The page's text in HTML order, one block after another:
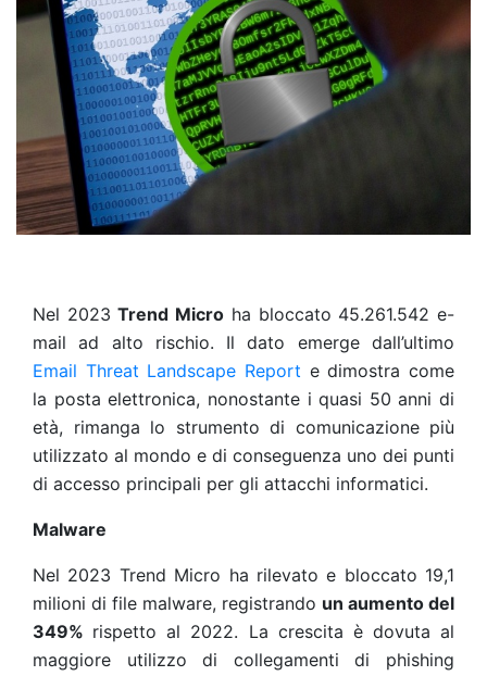
Nel 2023Trend Micro ha bloccato 45.261.542 e-
mail ad alto rischio. Il dato emerge dall’ultimo
Email Threat Landscape Report e dimostra come
la posta elettronica, nonostante i quasi 50 anni di
età, rimanga lo strumento di comunicazione più
utilizzato al mondo e di conseguenza uno dei punti
di accesso principali per gli attacchi informatici.
Malware
Nel 2023 Trend Micro ha rilevato e bloccato 19,1
milioni di file malware, registrando un aumento del
349% rispetto al 2022. La crescita è dovuta al
maggiore utilizzo di collegamenti di phishing